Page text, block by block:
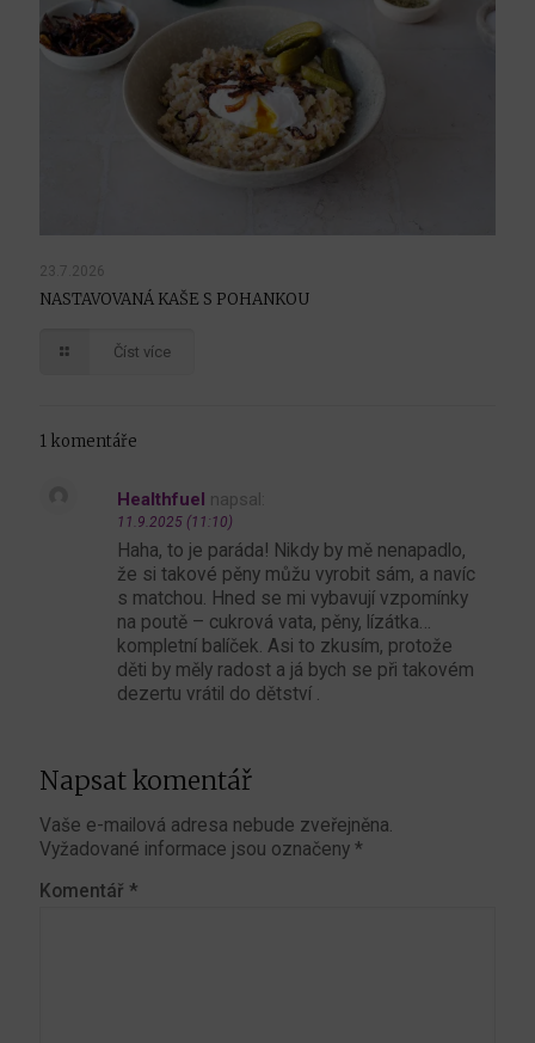
23.7.2026
NASTAVOVANÁ KAŠE S POHANKOU
Číst více
1 komentáře
Healthfuel napsal:
11.9.2025 (11:10)
Haha, to je paráda! Nikdy by mě nenapadlo,
že si takové pěny můžu vyrobit sám, a navíc
s matchou. Hned se mi vybavují vzpomínky
na poutě – cukrová vata, pěny, lízátka…
kompletní balíček. Asi to zkusím, protože
děti by měly radost a já bych se při takovém
dezertu vrátil do dětství .
Napsat komentář
Vaše e-mailová adresa nebude zveřejněna.
Vyžadované informace jsou označeny *
Komentář *